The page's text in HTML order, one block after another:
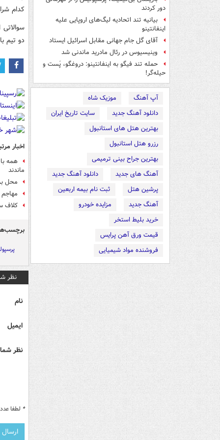
دور کردند
بیانیه تند اتحادیه لیگ‌های اروپایی علیه
اینفانتینو
آقای گل جام جهانی مقابل اسرائیل ایستاد
وینیسیوس در رئال مادرید ماندنی شد
حمله تند فیگو به اینفانتینو: دروغگو، پَست‌ و
حیله‌گر!
آپ آهنگ
موزیک شاه
دانلود آهنگ جدید
سایت تاریخ ایران
بهترین هتل های استانبول
رزرو هتل استانبول
بهترین جراح بینی ترمیمی
آهنگ های جدید
دانلود آهنگ جدید
پرشین هتل
ثبت نام بیمه اربعین
آهنگ جدید
مزایده خودرو
خرید بلیط استخر
قیمت ورق آهن پرایس
فروشنده مواد شیمیایی
کدام
دو تیم با بیش از ۵۰ میلیون نفر
اخبار
همه
ماندند
محل
کلاف
نظر
نام
ایمیل
نظر
* لطفا